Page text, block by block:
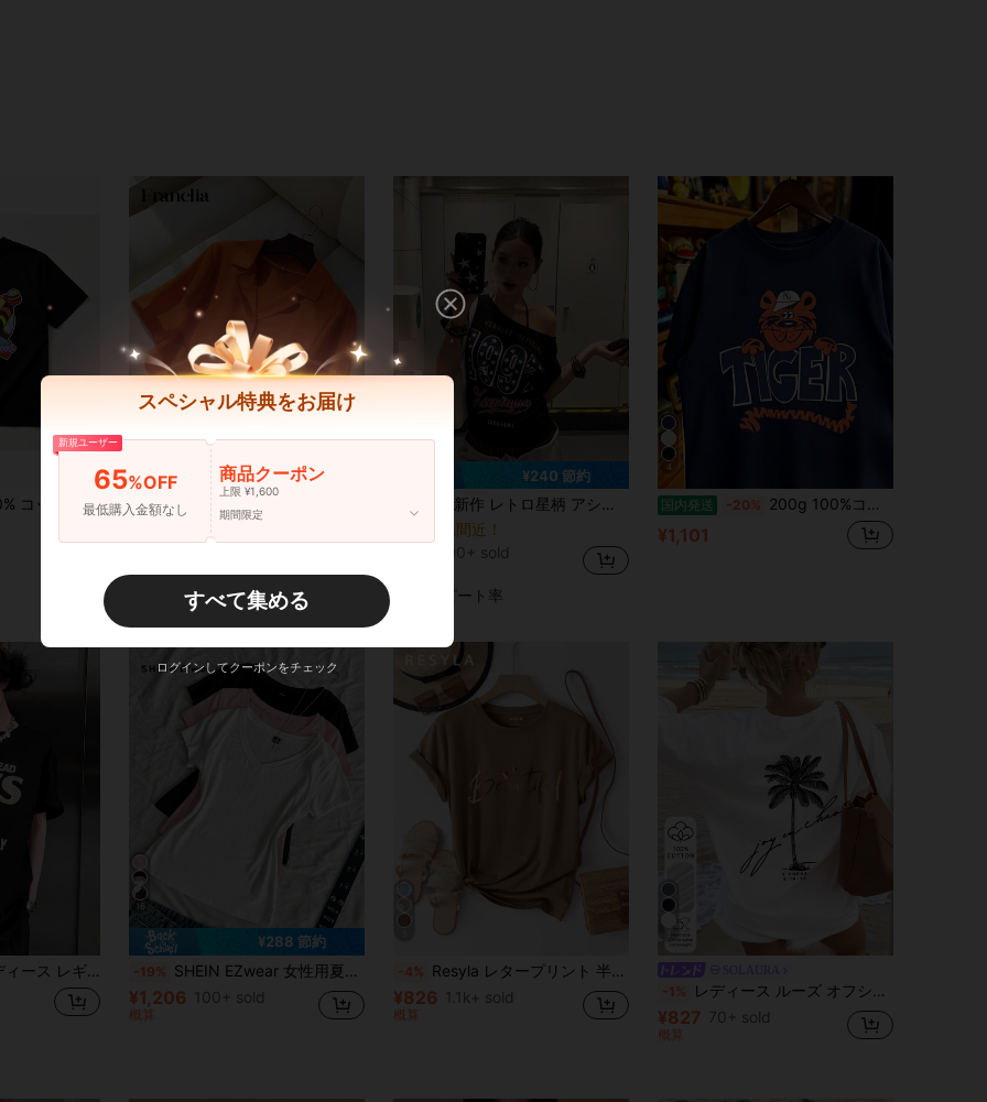
トップ レディースカジュアルプリント T シャツ 春夏新作 ゆったり快適 韓国風トップス キャラクター t シャツ 両手広げシンプル平塗り紫グリマース
37
¥215 節約
-19% Franclia 女性用 カジュアル 無地 襟付き 半袖シャツ、夏用
100+ sold
概算
¥240 節約
夏新作 レトロ星柄 アシンメトリーネック カジュアル ホットガール 半袖 スリムデザイン レディーストップス ブラック
売り切れ間近！
90+ sold
高リピート率
4
国内発送 -20% 200g 100%コットンTシャツ 2026年レディース夏ファッション プリント柄 半袖Tシャツ カップル向けクルーネック半袖トップス
¥1,101
ト半袖 T シャツ ヴィンテージ英字グラフィックプリント クルーネックカジュアルトップス
16
¥288 節約
-19% SHEIN EZwear 女性用夏Vネックタイトtシャツ3枚セット、パンクサブカルチャーアニメ無地ベーシックVネック半袖スリムフィットtシャツ
¥1,206 100+ sold
概算
-4% Resyla レタープリント 半袖Tシャツ、ウィメンズグラフィックTシャツ
¥826 1.1k+ sold
概算
-1% レディース ルーズ オフショルダー 100%コットン 半袖Tシャツ カジュアル バケーション ホワイト 夏
¥827 70+ sold
概算
スペシャル特典をお届け
新規ユーザー
65%OFF
最低購入金額なし
商品クーポン
上限 ¥1,600
期間限定
すべて集める
ログインしてクーポンをチェック